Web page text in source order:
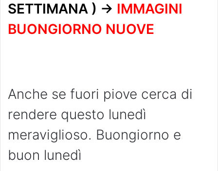
SETTIMANA ) -> IMMAGINI
BUONGIORNO NUOVE
Anche se fuori piove cerca di
rendere questo lunedì
meraviglioso. Buongiorno e
buon lunedì